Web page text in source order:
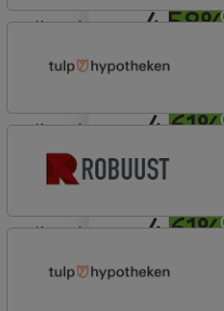
4,58%
lineair
4,61%
Basis
lineair
4,61%
Tulp Compleet
lineair